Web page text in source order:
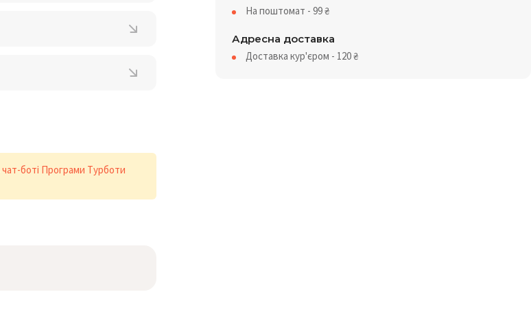
На поштомат - 99₴
Адресна доставка
Доставка кур'єром - 120₴
чат-боті Програми Турботи